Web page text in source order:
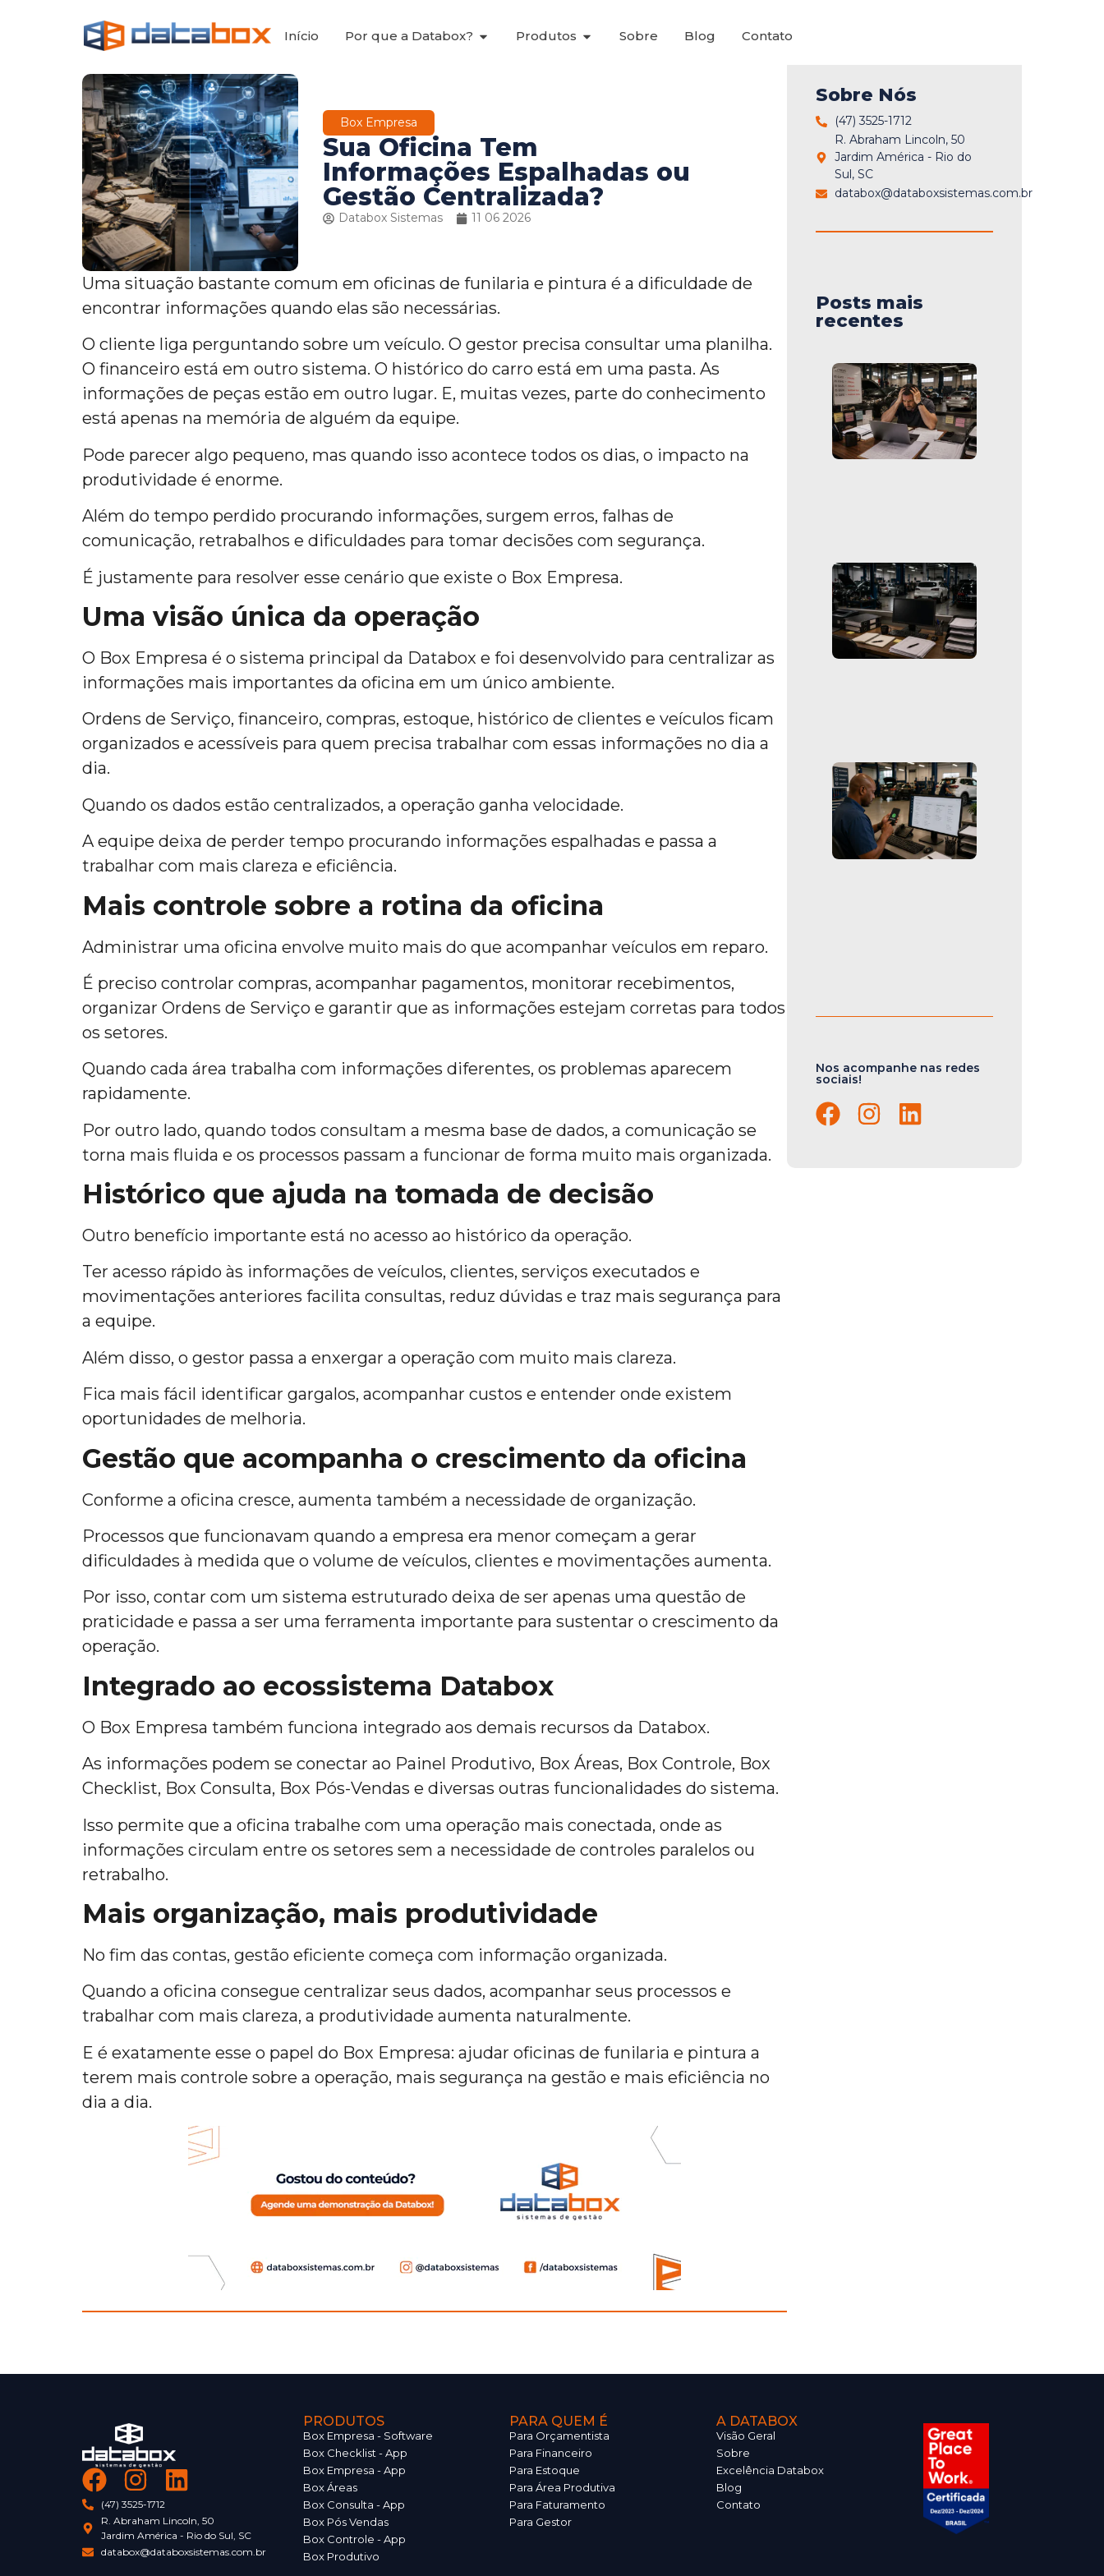
Início Por que a Databox? Produtos Sobre Blog Contato
Box Empresa
Sua Oficina Tem
Informações Espalhadas ou
Gestão Centralizada?
Databox Sistemas 11 06 2026
Uma situação bastante comum em oficinas de funilaria e pintura é a dificuldade de
encontrar informações quando elas são necessárias.
O cliente liga perguntando sobre um veículo. O gestor precisa consultar uma planilha.
O financeiro está em outro sistema. O histórico do carro está em uma pasta. As
informações de peças estão em outro lugar. E, muitas vezes, parte do conhecimento
está apenas na memória de alguém da equipe.
Pode parecer algo pequeno, mas quando isso acontece todos os dias, o impacto na
produtividade é enorme.
Além do tempo perdido procurando informações, surgem erros, falhas de
comunicação, retrabalhos e dificuldades para tomar decisões com segurança.
É justamente para resolver esse cenário que existe o Box Empresa.
Uma visão única da operação
O Box Empresa é o sistema principal da Databox e foi desenvolvido para centralizar as
informações mais importantes da oficina em um único ambiente.
Ordens de Serviço, financeiro, compras, estoque, histórico de clientes e veículos ficam
organizados e acessíveis para quem precisa trabalhar com essas informações no dia a
dia.
Quando os dados estão centralizados, a operação ganha velocidade.
A equipe deixa de perder tempo procurando informações espalhadas e passa a
trabalhar com mais clareza e eficiência.
Mais controle sobre a rotina da oficina
Administrar uma oficina envolve muito mais do que acompanhar veículos em reparo.
É preciso controlar compras, acompanhar pagamentos, monitorar recebimentos,
organizar Ordens de Serviço e garantir que as informações estejam corretas para todos
os setores.
Quando cada área trabalha com informações diferentes, os problemas aparecem
rapidamente.
Por outro lado, quando todos consultam a mesma base de dados, a comunicação se
torna mais fluida e os processos passam a funcionar de forma muito mais organizada.
Histórico que ajuda na tomada de decisão
Outro benefício importante está no acesso ao histórico da operação.
Ter acesso rápido às informações de veículos, clientes, serviços executados e
movimentações anteriores facilita consultas, reduz dúvidas e traz mais segurança para
a equipe.
Além disso, o gestor passa a enxergar a operação com muito mais clareza.
Fica mais fácil identificar gargalos, acompanhar custos e entender onde existem
oportunidades de melhoria.
Gestão que acompanha o crescimento da oficina
Conforme a oficina cresce, aumenta também a necessidade de organização.
Processos que funcionavam quando a empresa era menor começam a gerar
dificuldades à medida que o volume de veículos, clientes e movimentações aumenta.
Por isso, contar com um sistema estruturado deixa de ser apenas uma questão de
praticidade e passa a ser uma ferramenta importante para sustentar o crescimento da
operação.
Integrado ao ecossistema Databox
O Box Empresa também funciona integrado aos demais recursos da Databox.
As informações podem se conectar ao Painel Produtivo, Box Áreas, Box Controle, Box
Checklist, Box Consulta, Box Pós-Vendas e diversas outras funcionalidades do sistema.
Isso permite que a oficina trabalhe com uma operação mais conectada, onde as
informações circulam entre os setores sem a necessidade de controles paralelos ou
retrabalho.
Mais organização, mais produtividade
No fim das contas, gestão eficiente começa com informação organizada.
Quando a oficina consegue centralizar seus dados, acompanhar seus processos e
trabalhar com mais clareza, a produtividade aumenta naturalmente.
E é exatamente esse o papel do Box Empresa: ajudar oficinas de funilaria e pintura a
terem mais controle sobre a operação, mais segurança na gestão e mais eficiência no
dia a dia.
Sobre Nós
(47) 3525-1712
R. Abraham Lincoln, 50
Jardim América - Rio do
Sul, SC
databox@databoxsistemas.com.br
Posts mais
recentes
Nos acompanhe nas redes
sociais!
(47) 3525-1712
R. Abraham Lincoln, 50
Jardim América - Rio do Sul, SC
databox@databoxsistemas.com.br
PRODUTOS
Box Empresa - Software
Box Checklist - App
Box Empresa - App
Box Áreas
Box Consulta - App
Box Pós Vendas
Box Controle - App
Box Produtivo
PARA QUEM É
Para Orçamentista
Para Financeiro
Para Estoque
Para Área Produtiva
Para Faturamento
Para Gestor
A DATABOX
Visão Geral
Sobre
Excelência Databox
Blog
Contato